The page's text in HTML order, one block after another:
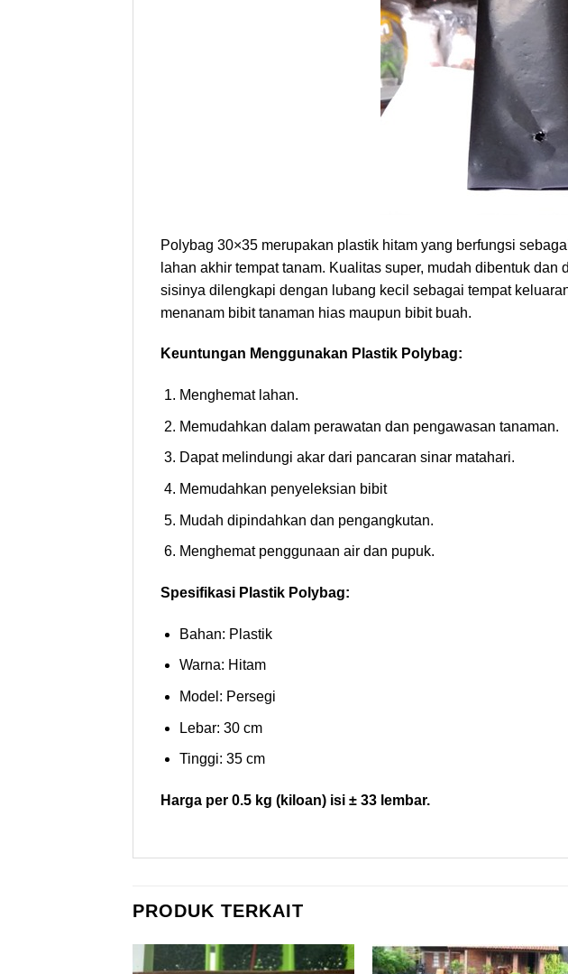
Polybag 30×35 merupakan plastik hitam yang berfungsi
lahan akhir tempat tanam. Kualitas super, mudah dibentuk
sisinya dilengkapi dengan lubang kecil sebagai tempat
menanam bibit tanaman hias maupun bibit buah.
Keuntungan Menggunakan Plastik Polybag:
Menghemat lahan.
Memudahkan dalam perawatan dan pengawasan tanaman.
Dapat melindungi akar dari pancaran sinar matahari.
Memudahkan penyeleksian bibit
Mudah dipindahkan dan pengangkutan.
Menghemat penggunaan air dan pupuk.
Spesifikasi Plastik Polybag:
Bahan: Plastik
Warna: Hitam
Model: Persegi
Lebar: 30 cm
Tinggi: 35 cm
Harga per 0.5 kg (kiloan) isi ± 33 lembar.
PRODUK TERKAIT